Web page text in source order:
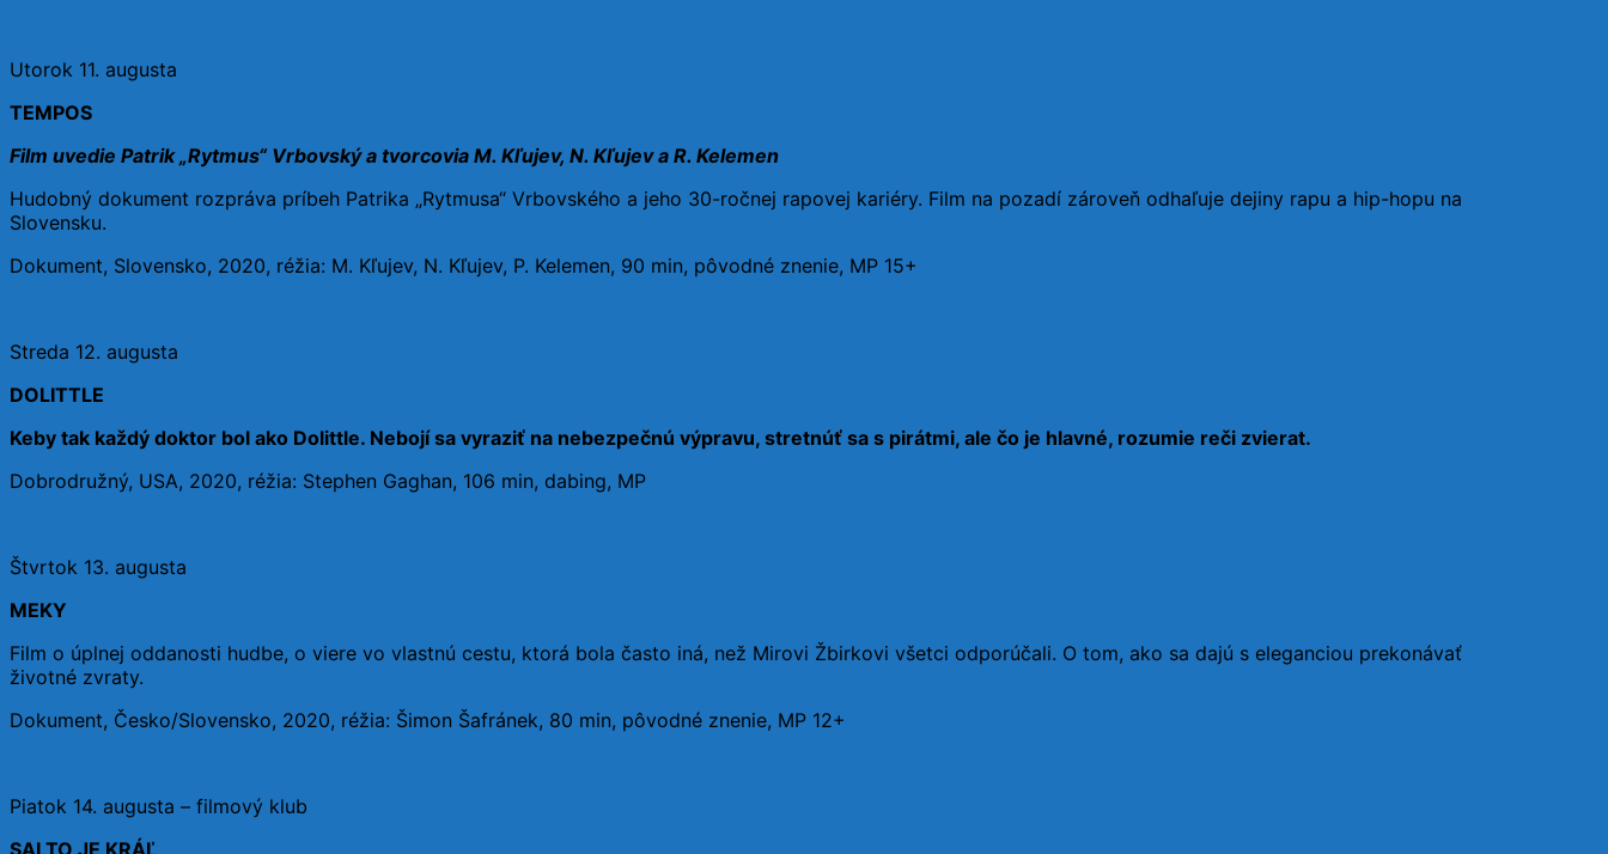
Utorok 11. augusta
TEMPOS
Film uvedie Patrik „Rytmus“ Vrbovský a tvorcovia M. Kľujev, N. Kľujev a R. Kelemen
Hudobný dokument rozpráva príbeh Patrika „Rytmusa“ Vrbovského a jeho 30-ročnej rapovej kariéry. Film na pozadí zároveň odhaľuje dejiny rapu a hip-hopu na
Slovensku.
Dokument, Slovensko, 2020, réžia: M. Kľujev, N. Kľujev, P. Kelemen, 90 min, pôvodné znenie, MP 15+
Streda 12. augusta
DOLITTLE
Keby tak každý doktor bol ako Dolittle. Nebojí sa vyraziť na nebezpečnú výpravu, stretnúť sa s pirátmi, ale čo je hlavné, rozumie reči zvierat.
Dobrodružný, USA, 2020, réžia: Stephen Gaghan, 106 min, dabing, MP
Štvrtok 13. augusta
MEKY
Film o úplnej oddanosti hudbe, o viere vo vlastnú cestu, ktorá bola často iná, než Mirovi Žbirkovi všetci odporúčali. O tom, ako sa dajú s eleganciou prekonávať
životné zvraty.
Dokument, Česko/Slovensko, 2020, réžia: Šimon Šafránek, 80 min, pôvodné znenie, MP 12+
Piatok 14. augusta – filmový klub
SALTO JE KRÁĽ